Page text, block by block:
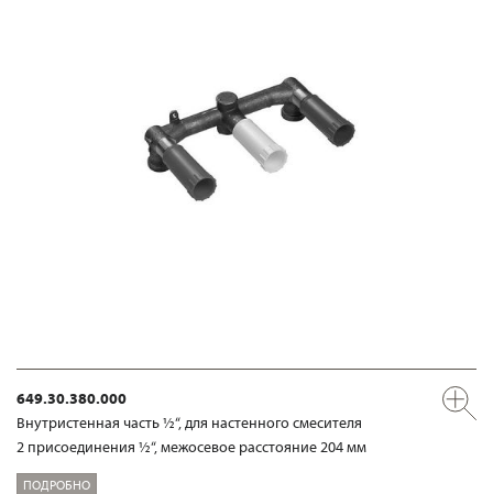
649.30.380.000
Внутристенная часть ½“, для настенного смесителя
2 присоединения ½“, межосевое расстояние 204 мм
ПОДРОБНО